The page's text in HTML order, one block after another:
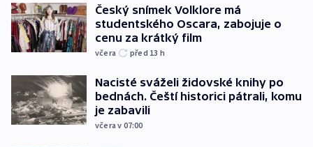
Český snímek Volklore má
studentského Oscara, zabojuje o
cenu za krátký film
včera před 13 h
Nacisté sváželi židovské knihy po
bednách. Čeští historici pátrali, komu
je zabavili
včera v 07:00